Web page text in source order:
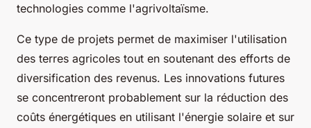
technologies comme l'agrivoltaïsme.
Ce type de projets permet de maximiser l'utilisation
des terres agricoles tout en soutenant des efforts de
diversification des revenus. Les innovations futures
se concentreront probablement sur la réduction des
coûts énergétiques en utilisant l'énergie solaire et sur